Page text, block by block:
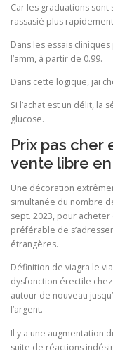
Car les graduations
rassasié plus
Dans les essais
l’amm, à partir de 0.99.
Dans cette logique, jai
Si l’achat est un délit, la
glucose.
Prix pas cher
vente libre
Une décoration
simultanée du nombre
sept. 2023, pour acheter
préférable de
étrangères.
Définition de viagra le
dysfonction érectile
autour de nouveau
l’argent.
Il y a une augmentation
suite de réactions